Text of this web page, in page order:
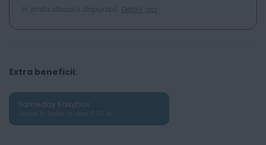
In limita stocului disponibil. Detalii aici
Extra beneficii:
Sameday Easybox